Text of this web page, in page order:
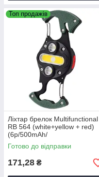
Топ продажів
Ліхтар брелок Multifunctional
RB 564 (white+yellow + red)
(6р/500mAh/
магніт/2*карабіна/вбуд. акум./
ЗП Type-C), компактний
Готово до відправки
171,28 ₴